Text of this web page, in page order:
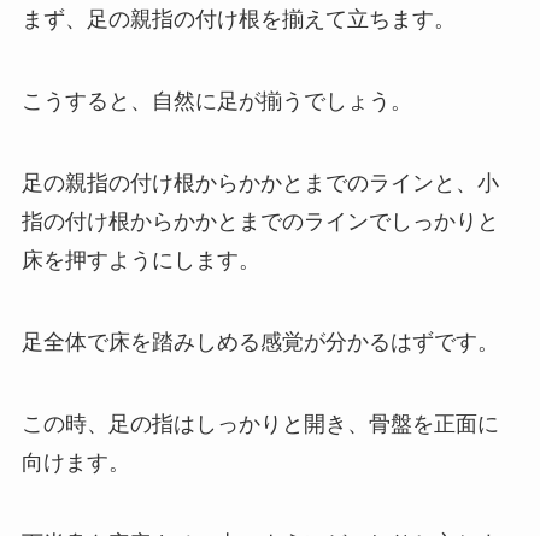
まず、足の親指の付け根を揃えて立ちます。
こうすると、自然に足が揃うでしょう。
足の親指の付け根からかかとまでのラインと、小
指の付け根からかかとまでのラインでしっかりと
床を押すようにします。
足全体で床を踏みしめる感覚が分かるはずです。
この時、足の指はしっかりと開き、骨盤を正面に
向けます。